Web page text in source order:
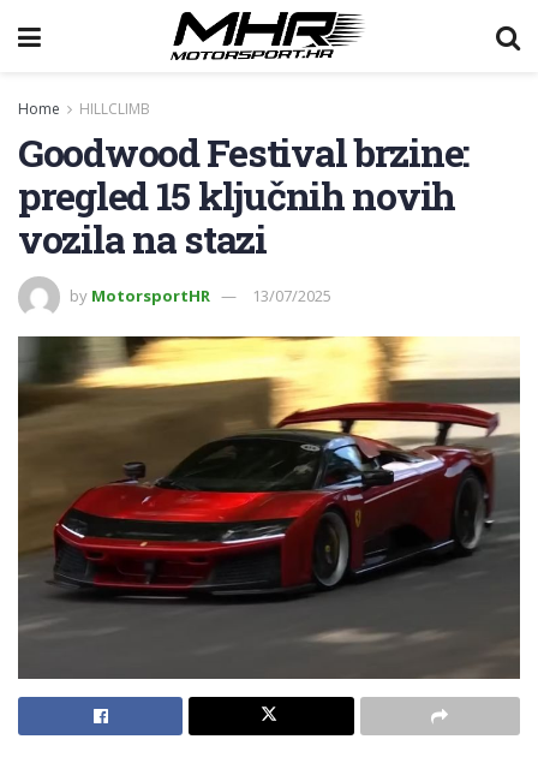
Home HILLCLIMB
Goodwood Festival brzine:
pregled 15 ključnih novih
vozila na stazi
by MotorsportHR 13/07/2025